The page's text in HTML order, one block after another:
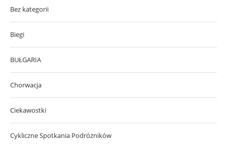
Bez kategorii
Biegi
BUŁGARIA
Chorwacja
Ciekawostki
Cykliczne Spotkania Podróżników